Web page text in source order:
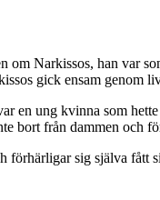
om Narkissos, han var
gick ensam genom
en ung kvinna som
bort från dammen och
sig själva fått